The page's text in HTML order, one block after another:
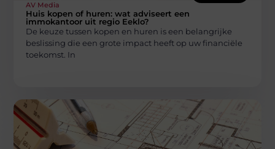
AV Media
Huis kopen of huren: wat adviseert een
immokantoor uit regio Eeklo?
De keuze tussen kopen en huren is een belangrijke
beslissing die een grote impact heeft op uw financiële
toekomst. In